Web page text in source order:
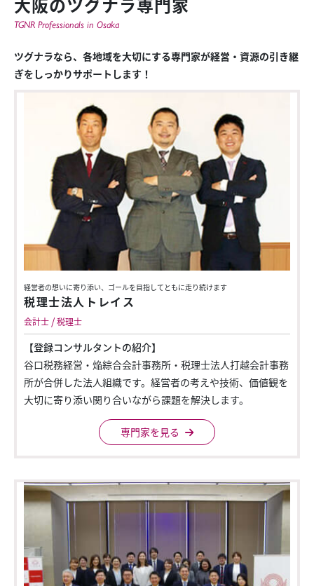
TGNR Professionals in Osaka
ツグナラなら、各地域を大切にする専門家が経営・資源の引き継
ぎをしっかりサポートします！
経営者の想いに寄り添い、ゴールを目指してともに走り続けます
税理士法人トレイス
会計士 /税理士
【登録コンサルタントの紹介】
谷口税務経営・焔綜合会計事務所・税理士法人打越会計事務
所が合併した法人組織です。経営者の考えや技術、価値観を
大切に寄り添い関り合いながら課題を解決します。
専門家を見る